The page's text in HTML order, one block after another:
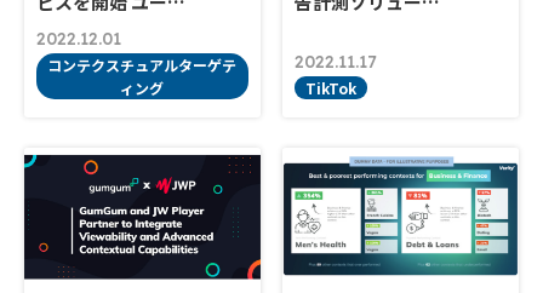
2022.12.01
コンテクスチュアルターゲテ
ィング
2022.11.17
TikTok